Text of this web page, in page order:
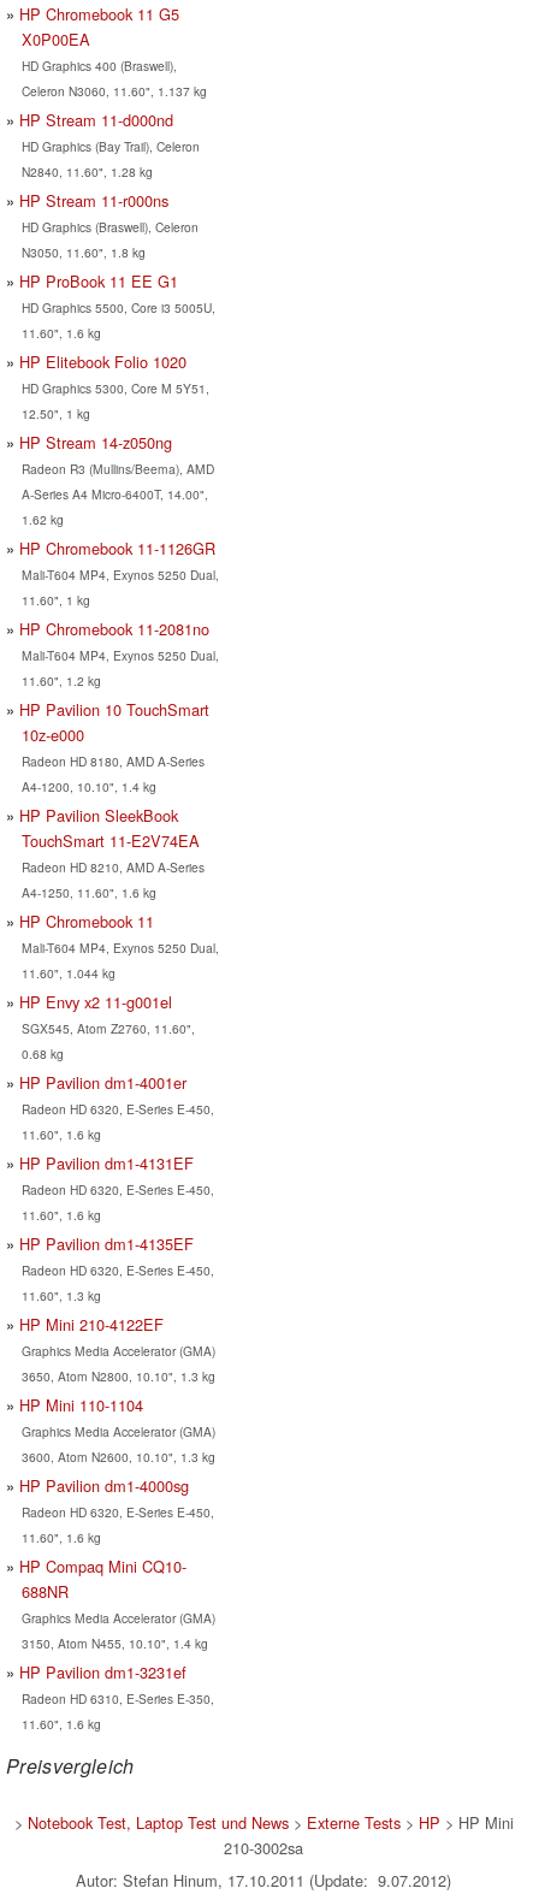
HP Chromebook 11 G5
X0P00EA
HD Graphics 400 (Braswell),
Celeron N3060, 11.60", 1.137 kg
HP Stream 11-d000nd
HD Graphics (Bay Trail), Celeron
N2840, 11.60", 1.28 kg
HP Stream 11-r000ns
HD Graphics (Braswell), Celeron
N3050, 11.60", 1.8 kg
HP ProBook 11 EE G1
HD Graphics 5500, Core i3 5005U,
11.60", 1.6 kg
HP Elitebook Folio 1020
HD Graphics 5300, Core M 5Y51,
12.50", 1 kg
HP Stream 14-z050ng
Radeon R3 (Mullins/Beema), AMD
A-Series A4 Micro-6400T, 14.00",
1.62 kg
HP Chromebook 11-1126GR
Mali-T604 MP4, Exynos 5250 Dual,
11.60", 1 kg
HP Chromebook 11-2081no
Mali-T604 MP4, Exynos 5250 Dual,
11.60", 1.2 kg
HP Pavilion 10 TouchSmart
10z-e000
Radeon HD 8180, AMD A-Series
A4-1200, 10.10", 1.4 kg
HP Pavilion SleekBook
TouchSmart 11-E2V74EA
Radeon HD 8210, AMD A-Series
A4-1250, 11.60", 1.6 kg
HP Chromebook 11
Mali-T604 MP4, Exynos 5250 Dual,
11.60", 1.044 kg
HP Envy x2 11-g001el
SGX545, Atom Z2760, 11.60",
0.68 kg
HP Pavilion dm1-4001er
Radeon HD 6320, E-Series E-450,
11.60", 1.6 kg
HP Pavilion dm1-4131EF
Radeon HD 6320, E-Series E-450,
11.60", 1.6 kg
HP Pavilion dm1-4135EF
Radeon HD 6320, E-Series E-450,
11.60", 1.3 kg
HP Mini 210-4122EF
Graphics Media Accelerator (GMA)
3650, Atom N2800, 10.10", 1.3 kg
HP Mini 110-1104
Graphics Media Accelerator (GMA)
3600, Atom N2600, 10.10", 1.3 kg
HP Pavilion dm1-4000sg
Radeon HD 6320, E-Series E-450,
11.60", 1.6 kg
HP Compaq Mini CQ10-
688NR
Graphics Media Accelerator (GMA)
3150, Atom N455, 10.10", 1.4 kg
HP Pavilion dm1-3231ef
Radeon HD 6310, E-Series E-350,
11.60", 1.6 kg
Preisvergleich
> Notebook Test, Laptop Test und News> Externe Tests> HP > HP Mini
210-3002sa
Autor: Stefan Hinum, 17.10.2011 (Update: 9.07.2012)